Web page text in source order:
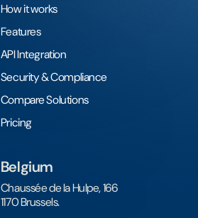
How it works
Features
API Integration
Security & Compliance
Compare Solutions
Pricing
Belgium
Chaussée de la Hulpe, 166
1170 Brussels.